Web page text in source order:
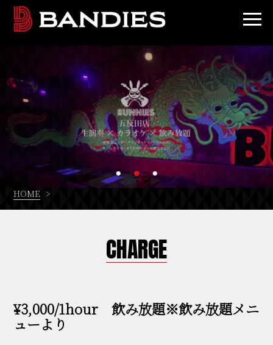
HOME >
*/
CHARGE
¥3,000/1hour 飲み放題※飲み放題メニ
ューより